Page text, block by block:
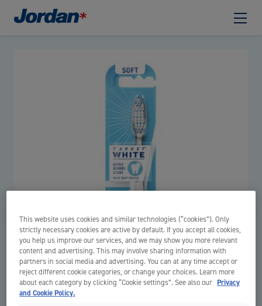
This website uses cookies and similar technologies (“cookies”). Only
strictly necessary cookies are active by default. If you accept all cookies,
you help us improve our services, and we may show you more relevant
content and advertising. This may involve sharing information with
partners in social media and advertising. You can at any time accept or
reject different cookie categories, or change your choices. Learn more
about each category by clicking “Cookie settings”. See also our Privacy
and Cookie Policy.